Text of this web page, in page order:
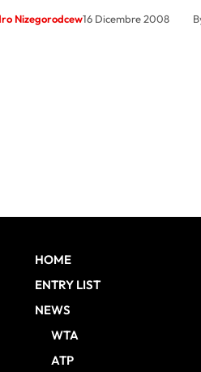
Nizegorodcew16 Dicembre 2008
HOME
ENTRY LIST
NEWS
WTA
ATP